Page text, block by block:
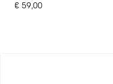
€ 59,00